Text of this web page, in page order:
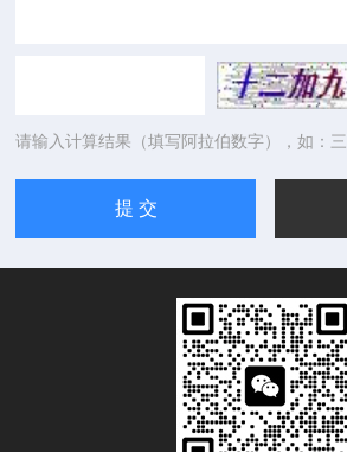
请输入计算结果（填写阿拉伯数字），如：